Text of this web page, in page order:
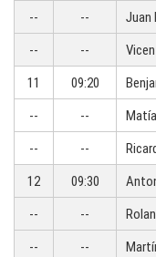
--
-- Juan
--
--
11
09:20
--
--
--
--
12
09:30
--
--
--
--